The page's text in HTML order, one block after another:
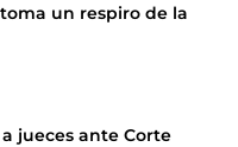
un respiro de la
jueces ante Corte